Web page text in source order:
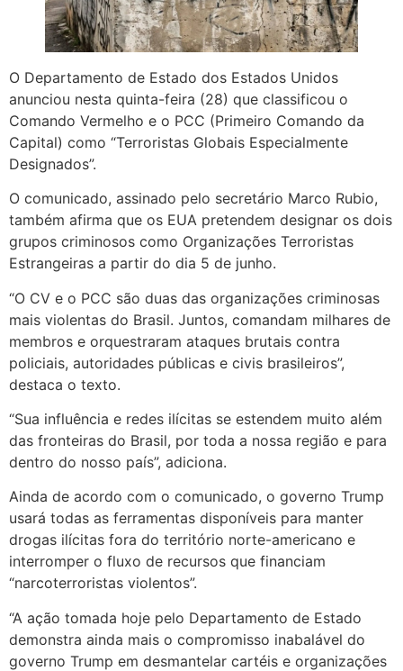
O Departamento de Estado dos Estados Unidos
anunciou nesta quinta-feira (28) que classificou o
Comando Vermelho e o PCC (Primeiro Comando da
Capital) como “Terroristas Globais Especialmente
Designados”.
O comunicado, assinado pelo secretário Marco Rubio,
também afirma que os EUA pretendem designar os dois
grupos criminosos como Organizações Terroristas
Estrangeiras a partir do dia 5 de junho.
“O CV e o PCC são duas das organizações criminosas
mais violentas do Brasil. Juntos, comandam milhares de
membros e orquestraram ataques brutais contra
policiais, autoridades públicas e civis brasileiros”,
destaca o texto.
“Sua influência e redes ilícitas se estendem muito além
das fronteiras do Brasil, por toda a nossa região e para
dentro do nosso país”, adiciona.
Ainda de acordo com o comunicado, o governo Trump
usará todas as ferramentas disponíveis para manter
drogas ilícitas fora do território norte-americano e
interromper o fluxo de recursos que financiam
“narcoterroristas violentos”.
“A ação tomada hoje pelo Departamento de Estado
demonstra ainda mais o compromisso inabalável do
governo Trump em desmantelar cartéis e organizações